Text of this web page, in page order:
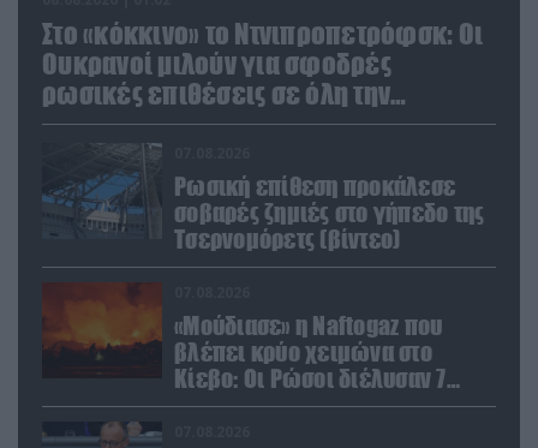
Στο «κόκκινο» το Ντνιπροπετρόφσκ: Οι
Ουκρανοί μιλούν για σφοδρές
ρωσικές επιθέσεις σε όλη την
επικράτεια
Ρωσική επίθεση προκάλεσε
σοβαρές ζημιές στο γήπεδο της
Τσερνομόρετς (βίντεο)
«Μούδιασε» η Naftogaz που
βλέπει κρύο χειμώνα στο
Κίεβο: Οι Ρώσοι διέλυσαν 7
εγκαταστάσεις του ουκρανικού